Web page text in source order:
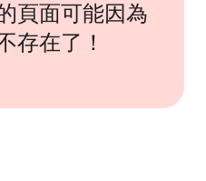
頁面可能因為
存在了！